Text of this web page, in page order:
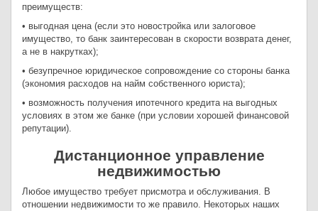
преимуществ:
• выгодная цена (если это новостройка или залоговое
имущество, то банк заинтересован в скорости возврата денег,
а не в накрутках);
• безупречное юридическое сопровождение со стороны банка
(экономия расходов на найм собственного юриста);
• возможность получения ипотечного кредита на выгодных
условиях в этом же банке (при условии хорошей финансовой
репутации).
Дистанционное управление
недвижимостью
Любое имущество требует присмотра и обслуживания. В
отношении недвижимости то же правило. Некоторых наших